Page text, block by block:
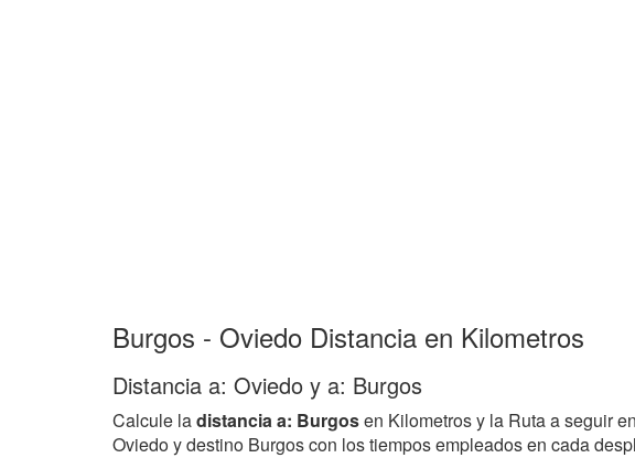
Burgos - Oviedo Distancia en Kilometros
Distancia a: Oviedo y a: Burgos
Calcule ladistancia a: Burgosen Kilometros y la Ruta a seguir
Oviedo y destino Burgos con los tiempos empleados en cada